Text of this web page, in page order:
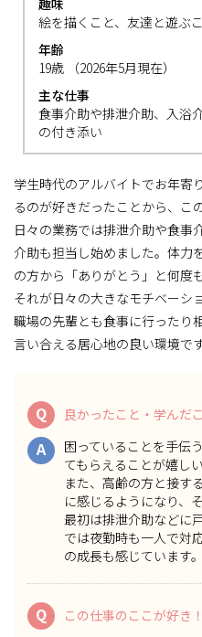
趣味
絵を描くこと、友達と遊ぶ
年齢
19歳 （2026年5月現在）
主な仕事
食事介助や排泄介助、入浴
の付き添い
学生時代のアルバイトでお年寄
るのが好きだったことから、こ
日々の業務では排泄介助や食事
介助も担当し始めました。体力
の方から「ありがとう」と何度
それが日々の大きなモチベーシ
職場の先輩とも食事に行ったり
言い合える居心地の良い環境です
Q 良かったこと・学んだ
A
困っていることを手伝
てもらえることが嬉しい
また、高齢の方と接す
に感じるようになり、
最初は排泄介助などに
では夜勤時も一人で対
の成長も感じています。
Q この仕事のここが好き！